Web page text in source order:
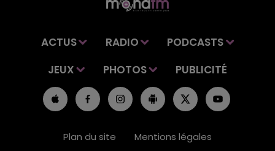
ACTUS RADIO
PODCASTS
JEUX
PHOTOS PUBLICITÉ
Plan du site
Mentions légales